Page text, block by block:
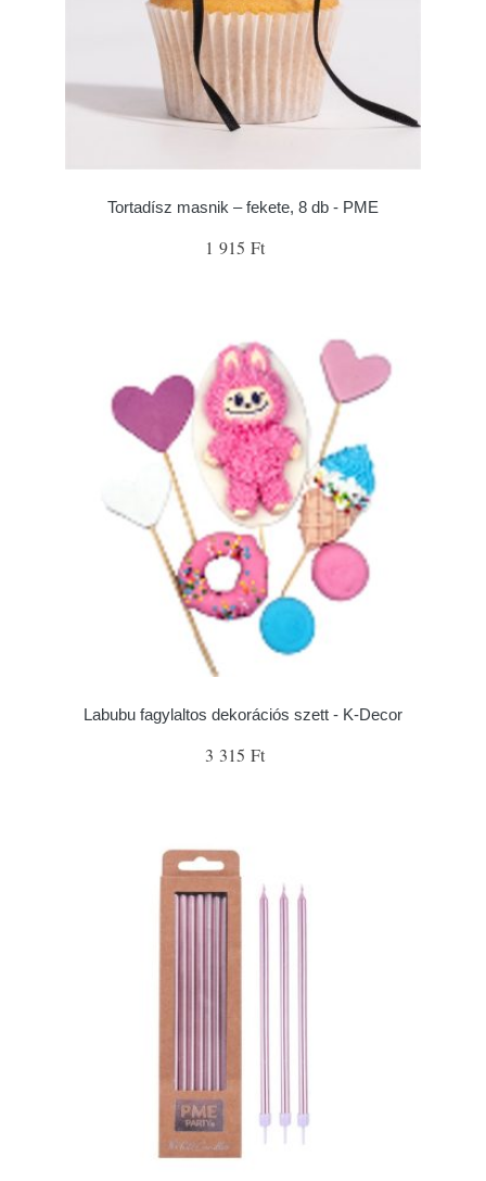
Tortadísz masnik – fekete, 8 db - PME
1 915 Ft
Labubu fagylaltos dekorációs szett - K-Decor
3 315 Ft